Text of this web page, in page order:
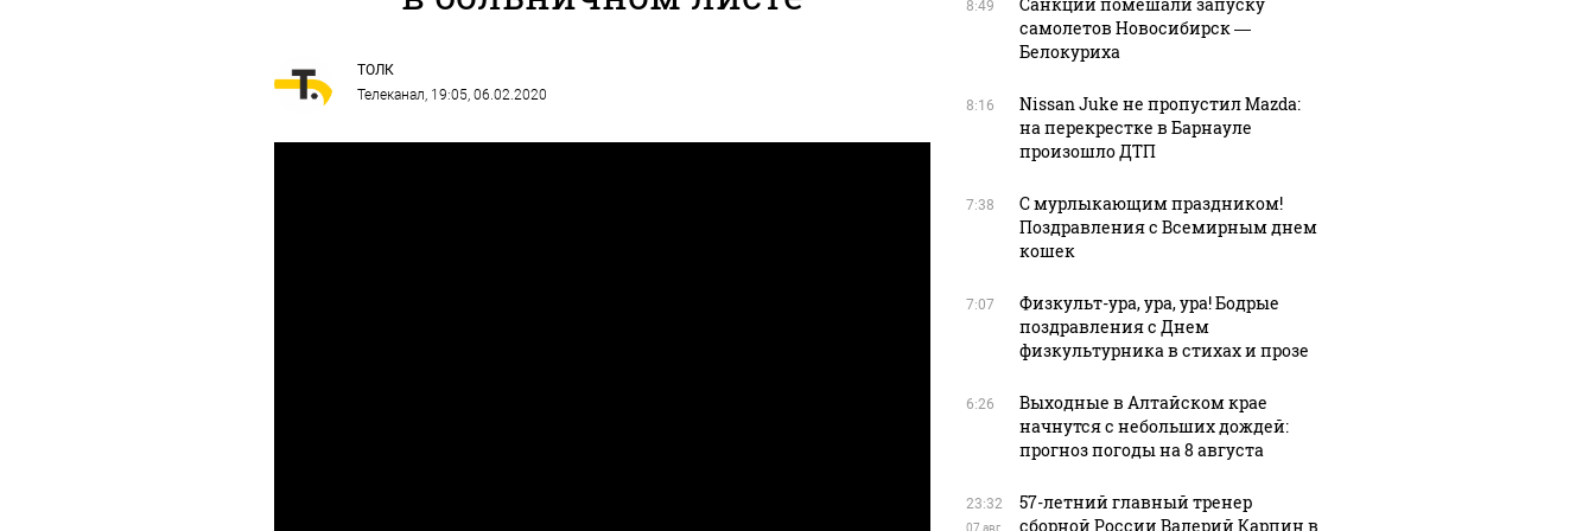
ТОЛК
Телеканал, 19:05, 06.02.2020
8:49
самолетов Новосибирск —
Белокуриха
8:16
Nissan Juke не пропустил Mazda:
на перекрестке в Барнауле
произошло ДТП
7:38
С мурлыкающим праздником!
Поздравления с Всемирным днем
кошек
7:07
Физкульт-ура, ура, ура! Бодрые
поздравления с Днем
физкультурника в стихах и прозе
6:26
Выходные в Алтайском крае
начнутся с небольших дождей:
прогноз погоды на 8 августа
23:32
07 авг.
57-летний главный тренер
сборной России Валерий Карпин в